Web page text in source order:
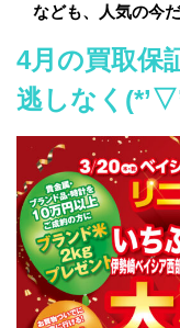
なども、人気の今
4月の買取保
逃しなく